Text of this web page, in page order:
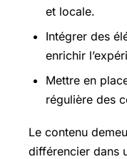
et locale.
Intégrer des
enrichir
Mettre en
régulière des
Le contenu
différencier dans